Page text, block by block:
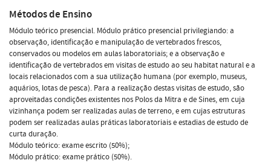
Métodos de Ensino
Módulo teórico presencial. Módulo prático presencial privilegiando: a
observação, identificação e manipulação de vertebrados frescos,
conservados ou modelos em aulas laboratoriais; e a observação e
identificação de vertebrados em visitas de estudo ao seu habitat natural e a
locais relacionados com a sua utilização humana (por exemplo, museus,
aquários, lotas de pesca). Para a realização destas visitas de estudo, são
aproveitadas condições existentes nos Polos da Mitra e de Sines, em cuja
vizinhança podem ser realizadas aulas de terreno, e em cujas estruturas
podem ser realizadas aulas práticas laboratoriais e estadias de estudo de
curta duração.
Módulo teórico: exame escrito (50%);
Módulo prático: exame prático (50%).